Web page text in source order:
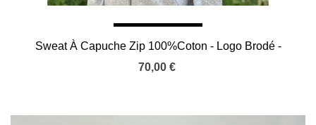
Sweat À Capuche Zip 100%Coton - Logo Brodé -
Heather Grey
70,00 €